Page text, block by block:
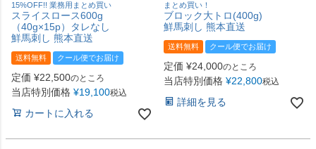
15%OFF!! 業務用まとめ買い
スライスロース600g
（40g×15p）タレなし
鮮馬刺し 熊本直送
送料無料 クール便でお届け
定価 ¥22,500のところ
当店特別価格 ¥19,100税込
カートに入れる
まとめ買い！
ブロック大トロ(400g)
鮮馬刺し 熊本直送
送料無料 クール便でお届け
定価 ¥24,000のところ
当店特別価格 ¥22,800税込
詳細を見る